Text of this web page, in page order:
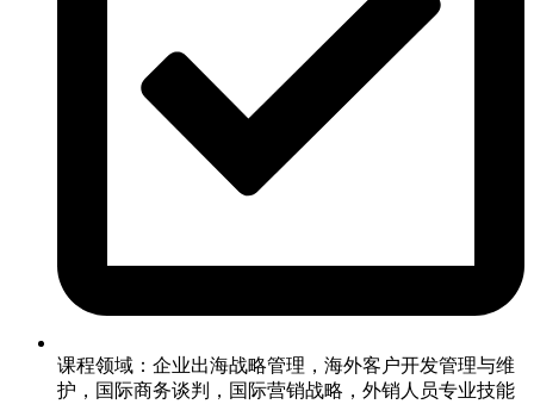
课程领域：企业出海战略管理，海外客户开发管理与维
护，国际商务谈判，国际营销战略，外销人员专业技能